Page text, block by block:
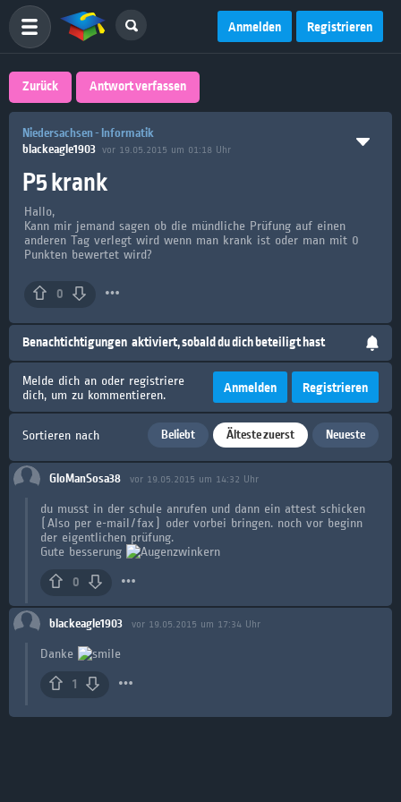
Anmelden Registrieren
Zurück Antwort verfassen
Niedersachsen - Informatik
blackeagle1903 vor 19.05.2015 um 01:18 Uhr
P5 krank
Hallo,
Kann mir jemand sagen ob die mündliche Prüfung auf einen
anderen Tag verlegt wird wenn man krank ist oder man mit 0
Punkten bewertet wird?
0
Benachtichtigungen aktiviert, sobald du dich beteiligt hast
Melde dich an oder registriere
dich, um zu kommentieren.
Anmelden Registrieren
Sortieren nach Beliebt Älteste zuerst Neueste
GloManSosa38 vor 19.05.2015 um 14:32 Uhr
du musst in der schule anrufen und dann ein attest schicken
(Also per e-mail/fax) oder vorbei bringen. noch vor beginn
der eigentlichen prüfung.
Gute besserung
0
blackeagle1903 vor 19.05.2015 um 17:34 Uhr
Danke
1